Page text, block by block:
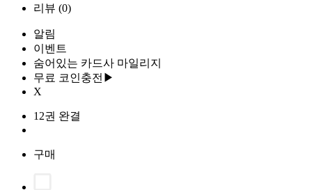
리뷰 (0)
알림
이벤트
숨어있는 카드사 마일리지
무료 코인충전▶
X
12권 완결
구매